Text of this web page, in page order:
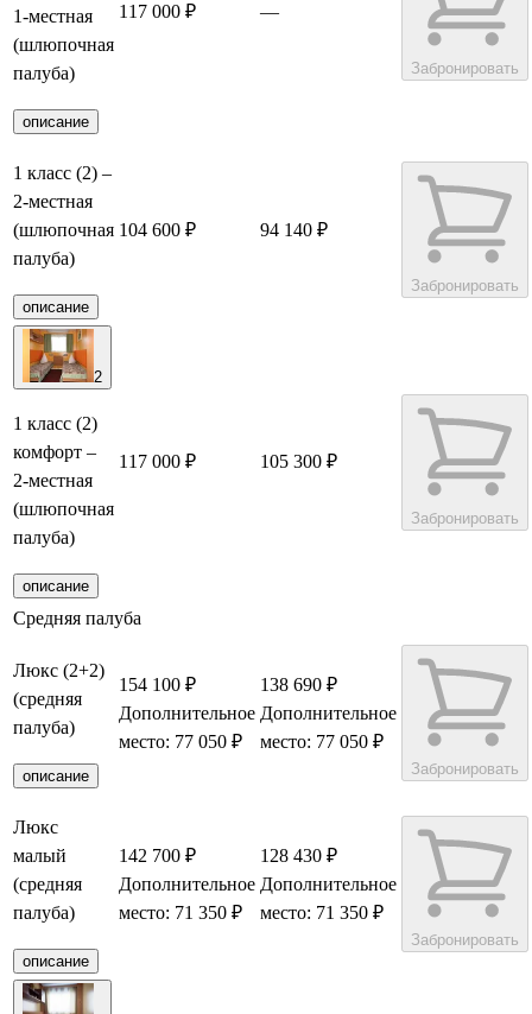
1-местная
(шлюпочная
палуба)
описание
117 000 ₽ —
Забронировать
1 класс (2) –
2-местная
(шлюпочная
палуба)
описание
104 600 ₽ 94 140 ₽
Забронировать
2
1 класс (2)
комфорт –
2-местная
(шлюпочная
палуба)
описание
117 000 ₽ 105 300 ₽
Забронировать
Средняя палуба
Люкс (2+2)
(средняя
палуба)
описание
154 100 ₽
Дополнительное
место: 77 050 ₽
138 690 ₽
Дополнительное
место: 77 050 ₽
Забронировать
Люкс
малый
(средняя
палуба)
описание
142 700 ₽
Дополнительное
место: 71 350 ₽
128 430 ₽
Дополнительное
место: 71 350 ₽
Забронировать